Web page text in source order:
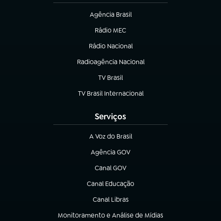
Agência Brasil
(abre em nova aba)
Rádio MEC
(abre em nova aba)
Rádio Nacional
Radioagência Nacional
(abre em nova aba)
TV Brasil
(abre em nova aba)
TV Brasil Internacional
(abre em nova aba)
Serviços
A Voz do Brasil
(abre em nova aba)
Agência GOV
(abre em nova aba)
Canal GOV
(abre em nova aba)
Canal Educação
(abre em nova aba)
Canal Libras
(abre em nova aba)
Monitoramento e Análise de Mídias
(abre em nova aba)